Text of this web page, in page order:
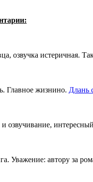
озвучка истеричная.
Главное жизнино. Длань
озвучивание,
Уважение: автору за